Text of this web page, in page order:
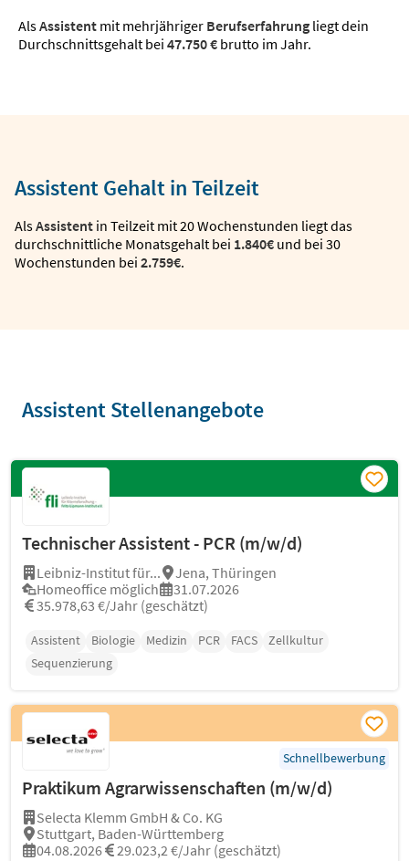
AlsAssistent mit mehrjähriger Berufserfahrung liegt dein
Durchschnittsgehalt bei 47.750 € brutto im Jahr.
Assistent Gehalt in Teilzeit
AlsAssistent in Teilzeit mit 20 Wochenstunden liegt das
durchschnittliche Monatsgehalt bei 1.840€ und bei 30
Wochenstunden bei 2.759€.
Assistent Stellenangebote
Technischer Assistent - PCR (m/w/d)
Leibniz-Institut für...
Jena, Thüringen
Homeoffice möglich
31.07.2026
35.978,63 €/Jahr (geschätzt)
Assistent Biologie Medizin PCR FACS
Zellkultur
Sequenzierung
Schnellbewerbung
Praktikum Agrarwissenschaften (m/w/d)
Selecta Klemm GmbH & Co. KG
Stuttgart, Baden-Württemberg
04.08.2026
29.023,2 €/Jahr (geschätzt)